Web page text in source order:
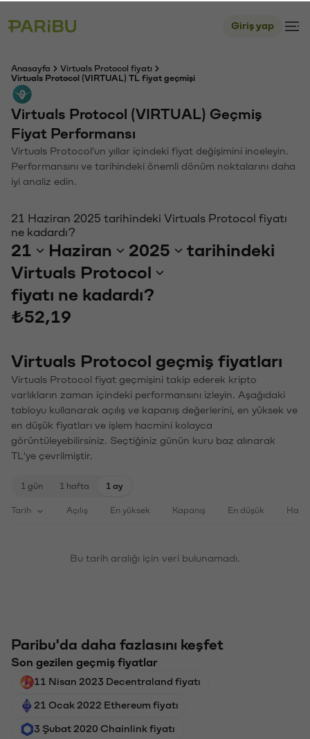
Giriş yap
Anasayfa
Virtuals Protocol fiyatı
Virtuals Protocol (VIRTUAL) TL fiyat geçmişi
Virtuals Protocol (VIRTUAL) Geçmiş
Fiyat Performansı
Virtuals Protocol'un yıllar içindeki fiyat değişimini inceleyin.
Performansını ve tarihindeki önemli dönüm noktalarını daha
iyi analiz edin.
21 Haziran 2025 tarihindeki Virtuals Protocol fiyatı
ne kadardı?
21 Haziran 2025
tarihindeki
Virtuals Protocol
fiyatı ne kadardı?
₺52,19
Virtuals Protocol geçmiş fiyatları
Virtuals Protocol fiyat geçmişini takip ederek kripto
varlıkların zaman içindeki performansını izleyin. Aşağıdaki
tabloyu kullanarak açılış ve kapanış değerlerini, en yüksek ve
en düşük fiyatları ve işlem hacmini kolayca
görüntüleyebilirsiniz. Seçtiğiniz günün kuru baz alınarak
TL'ye çevrilmiştir.
1 gün 1 hafta 1 ay
Tarih Açılış En yüksek Kapanış En düşük
Bu tarih aralığı için veri bulunamadı.
Paribu'da daha fazlasını keşfet
Son gezilen geçmiş fiyatlar
11 Nisan 2023 Decentraland fiyatı
21 Ocak 2022 Ethereum fiyatı
3 Şubat 2020 Chainlink fiyatı